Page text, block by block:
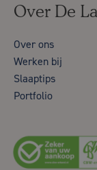
Over De
Over ons
Werken bij
Slaaptips
Portfolio